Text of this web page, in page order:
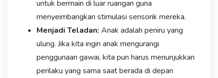
untuk bermain di luar ruangan guna
menyeimbangkan stimulasi sensorik mereka.
Menjadi Teladan: Anak adalah peniru yang
ulung. Jika kita ingin anak mengurangi
penggunaan gawai, kita pun harus menunjukkan
perilaku yang sama saat berada di depan